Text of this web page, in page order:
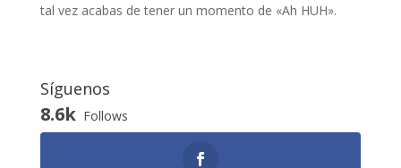
tal vez acabas de tener un momento de «Ah HUH».
Síguenos
8.6k Follows